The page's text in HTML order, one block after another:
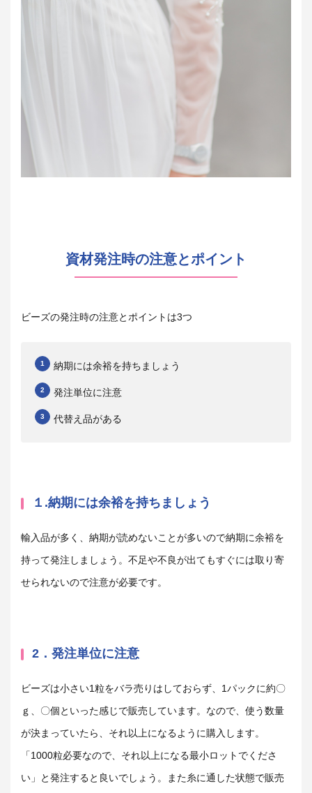
資材発注時の注意とポイント
ビーズの発注時の注意とポイントは3つ
納期には余裕を持ちましょう
発注単位に注意
代替え品がある
１.納期には余裕を持ちましょう
輸入品が多く、納期が読めないことが多いので納期に余裕を
持って発注しましょう。不足や不良が出てもすぐには取り寄
せられないので注意が必要です。
2．発注単位に注意
ビーズは小さい1粒をバラ売りはしておらず、 1パックに約〇
ｇ、〇個といった感じで販売しています。なので、使う数量
が決まっていたら、それ以上になるように購入します。
「1000粒必要なので、それ以上になる最小ロットでくださ
い」と発注すると良いでしょう。また糸に通した状態で販売